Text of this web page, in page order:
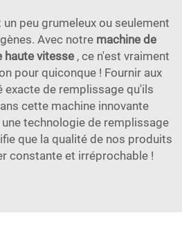
peu grumeleux ou seulement
Avec notre machine de
haute vitesse , ce n'est vraiment
pour quiconque ! Fournir aux
exacte de remplissage qu'ils
cette machine innovante
technologie de remplissage
que la qualité de nos produits
constante et irréprochable !